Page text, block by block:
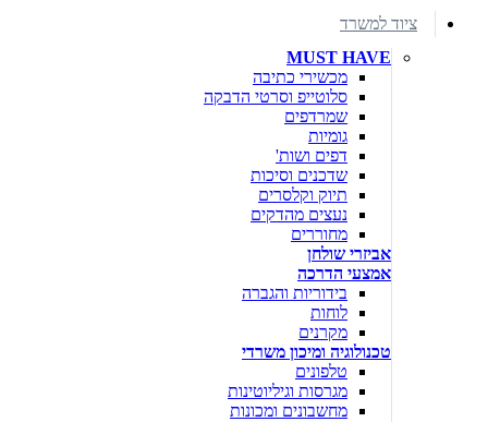
ציוד למשרד
MUST HAVE
מכשירי כתיבה
סלוטייפ וסרטי הדבקה
שמרדפים
גומיות
דפים ושות'
שדכנים וסיכות
תיוק וקלסרים
נעצים מהדקים
מחוררים
אביזרי שולחן
אמצעי הדרכה
בידוריות והגברה
לוחות
מקרנים
טכנולוגיה ומיכון משרדי
טלפונים
מגרסות וגיליוטינות
מחשבונים ומכונות